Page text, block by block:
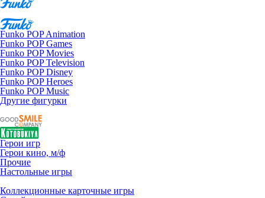
Funko POP Animation
Funko POP Games
Funko POP Movies
Funko POP Television
Funko POP Disney
Funko POP Heroes
Funko POP Music
Другие фигурки
Герои игр
Герои кино, м/ф
Прочие
Настольные игры
Коллекционные карточные игры